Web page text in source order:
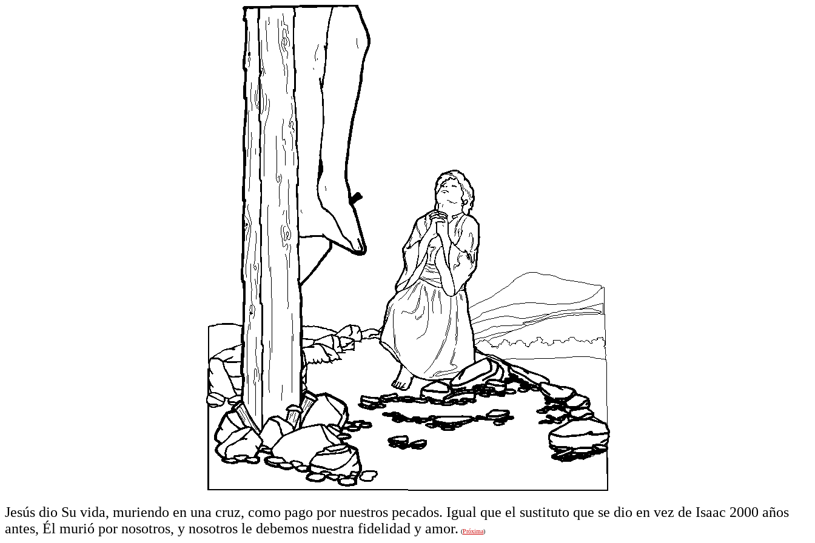
Jesús dio Su vida, muriendo en una cruz, como pago por nuestros pecados. Igual que el sustituto que se dio en vez de Isaac 2000 años
antes, Él murió por nosotros, y nosotros le debemos nuestra fidelidad y amor. (Próxima)